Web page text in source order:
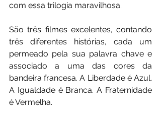
com essa trilogia maravilhosa.
São três filmes excelentes, contando
três diferentes histórias, cada um
permeado pela sua palavra chave e
associado a uma das cores da
bandeira francesa. A Liberdade é Azul.
A Igualdade é Branca. A Fraternidade
é Vermelha.